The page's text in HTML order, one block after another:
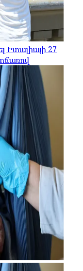
Իտալիայի 27